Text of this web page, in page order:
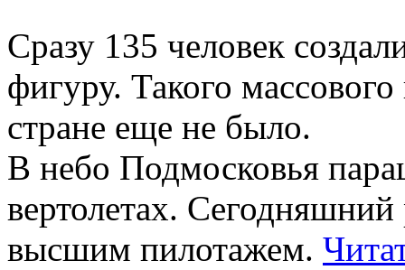
Сразу 135 человек
фигуру. Такого
стране еще не было.
В небо Подмосковья
вертолетах.
высшим пилотажем.